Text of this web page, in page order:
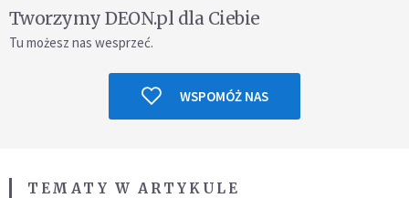
Tworzymy DEON.pl dla Ciebie
Tu możesz nas wesprzeć.
WSPOMÓŻ NAS
TEMATY W ARTYKULE